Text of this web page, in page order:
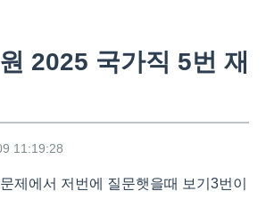
2025 국가직 5번 재
11:19:28
제에서 저번에 질문햇을때 보기3번이